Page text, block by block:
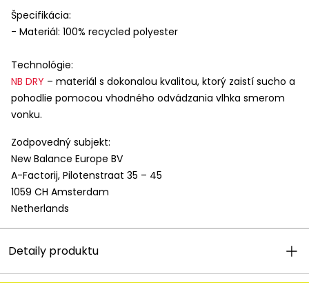
Špecifikácia:
- Materiál: 100% recycled polyester
Technológie:
NB DRY – materiál s dokonalou kvalitou, ktorý zaistí sucho a
pohodlie pomocou vhodného odvádzania vlhka smerom
vonku.
Zodpovedný subjekt:
New Balance Europe BV
A-Factorij, Pilotenstraat 35 – 45
1059 CH Amsterdam
Netherlands
Detaily produktu